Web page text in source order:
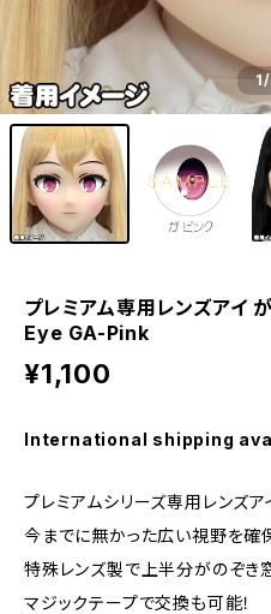
1
プレミアム専用レンズア
Eye GA-Pink
¥1,100
International shipping
プレミアムシリーズ専用レンズア
今までに無かった広い視野を確
特殊レンズ製で上半分がのぞき
マジックテープで交換も可能！